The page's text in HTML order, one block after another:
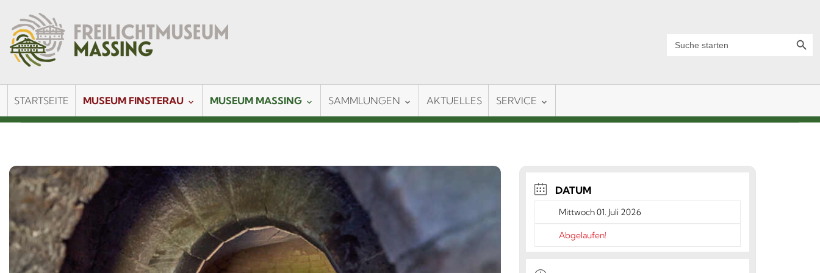
for:
STARTSEITE MUSEUM FINSTERAU MUSEUM MASSING SAMMLUNGEN AKTUELLES SERVICE
DATUM
Mittwoch 01. Juli 2026
Abgelaufen!